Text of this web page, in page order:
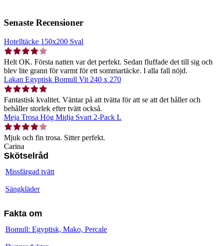
Senaste Recensioner
Hotelltäcke 150x200 Sval
Helt OK. Första natten var det perfekt. Sedan fluffade det till sig och
blev lite grann för varmt för ett sommartäcke. I alla fall nöjd.
Lakan Egyptisk Bomull Vit 240 x 270
Fantastisk kvalitet. Väntar på att tvätta för att se att det håller och
behåller storlek efter tvätt också.
Meja Trosa Hög Midja Svart 2-Pack L
Mjuk och fin trosa. Sitter perfekt.
Carina
Skötselråd
Missfärgad tvätt
Sängkläder
Fakta om
Bomull: Egyptisk, Mako, Percale